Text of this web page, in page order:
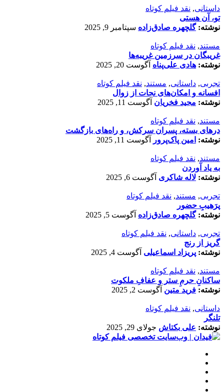
داستانی, نقد فیلم کوتاه
تو، آن هستی
نوشته:گلچهره صادق‌زاده سپتامبر 9, 2025
مستند, نقد فیلم کوتاه
غریبگان در سرزمین غریبه‌ها
نوشته: هادی علی‌پناه آگوست 20, 2025
تجربی, داستانی, مستند, نقد فیلم کوتاه
افسانه‌ و امکان‌های نجات از زوال
نوشته: مجید فخریان آگوست 11, 2025
مستند, نقد فیلم کوتاه
درهای بسته، پسران سرکش، و راه‌های بازگشت
نوشته: امین پاک‌پرور آگوست 11, 2025
مستند, نقد فیلم کوتاه
به یاد آوردن
نوشته: لاله شاکری آگوست 6, 2025
تجربی, مستند, نقد فیلم کوتاه
پرَهیب‌ِ حضور
نوشته:گلچهره صادق‌زاده آگوست 5, 2025
تجربی, داستانی, نقد فیلم کوتاه
گریز از رنج
نوشته: پریزاد اسماعیلی آگوست 4, 2025
مستند, نقد فیلم کوتاه
ساکنانِ حرمِ ستر و عفافِ ملکوت
نوشته: فرید متین آگوست 2, 2025
داستانی, نقد فیلم کوتاه
تلنگر
نوشته: علی بکتاش جولای 29, 2025